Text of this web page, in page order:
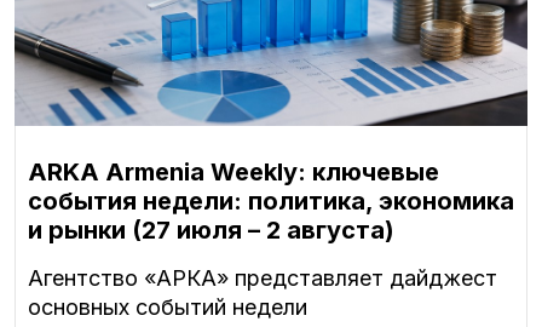
ARKA Armenia Weekly: ключевые
события недели: политика, экономика
и рынки (27 июля – 2 августа)
Агентство «АРКА» представляет дайджест
основных событий недели